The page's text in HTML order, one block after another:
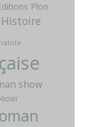
Plon
Histoire
show